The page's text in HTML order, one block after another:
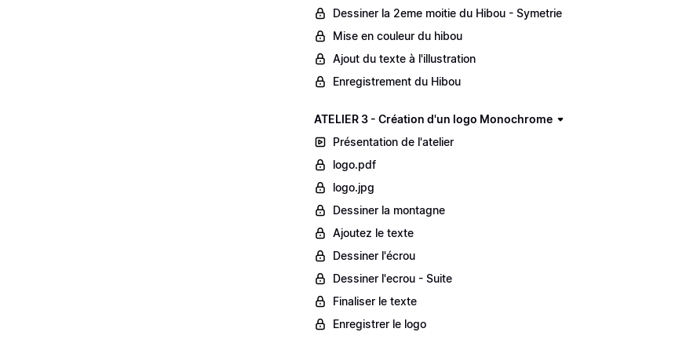
Dessiner la 2eme moitie du Hibou - Symetrie
Mise en couleur du hibou
Ajout du texte à l'illustration
Enregistrement du Hibou
ATELIER 3 - Création d'un logo Monochrome
Présentation de l'atelier
logo.pdf
logo.jpg
Dessiner la montagne
Ajoutez le texte
Dessiner l'écrou
Dessiner l'ecrou - Suite
Finaliser le texte
Enregistrer le logo